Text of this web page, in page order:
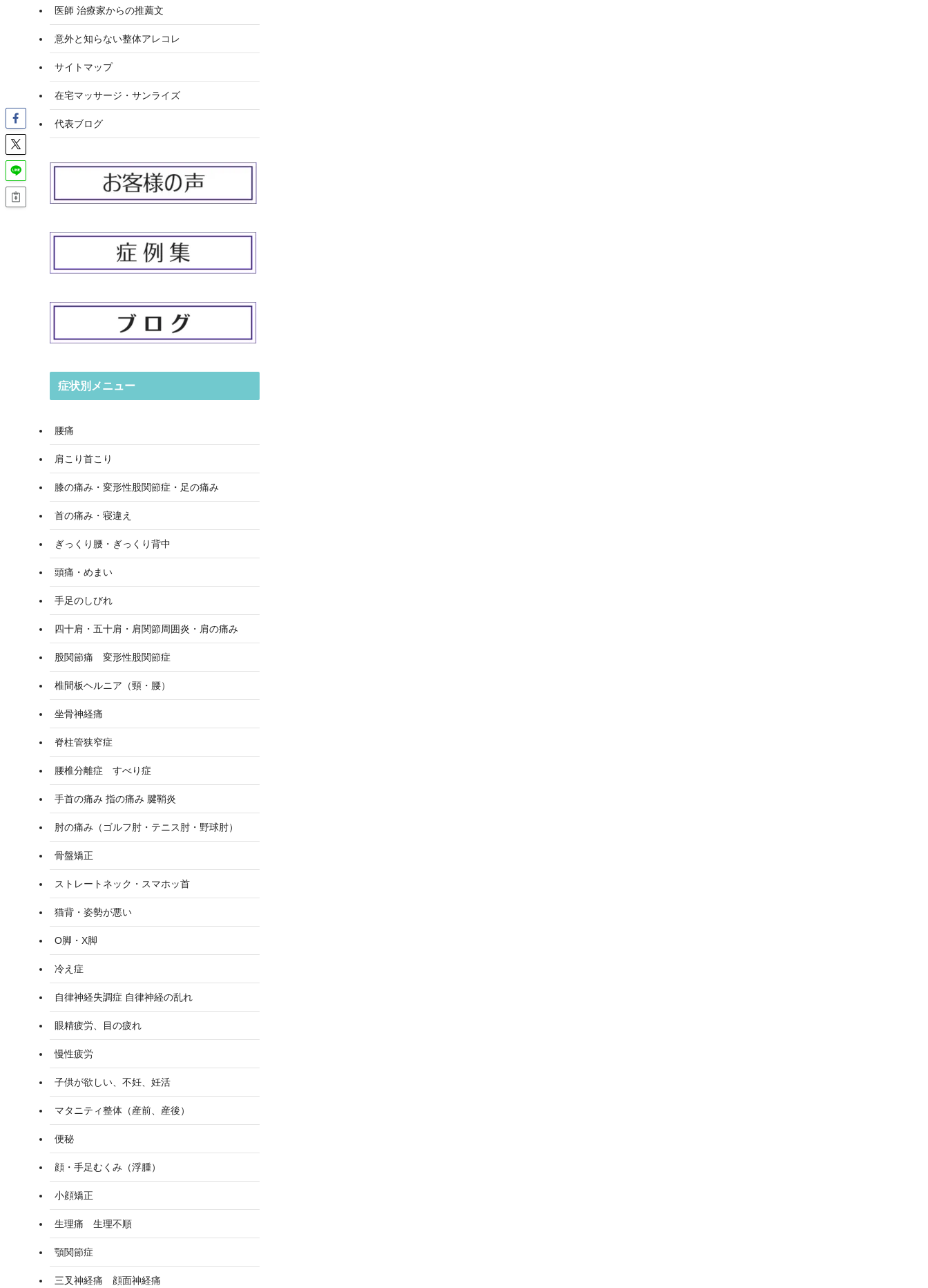
医師 治療家からの推薦文
意外と知らない整体アレコレ
サイトマップ
在宅マッサージ・サンライズ
代表ブログ
症状別メニュー
腰痛
肩こり首こり
膝の痛み・変形性股関節症・足の痛み
首の痛み・寝違え
ぎっくり腰・ぎっくり背中
頭痛・めまい
手足のしびれ
四十肩・五十肩・肩関節周囲炎・肩の痛み
股関節痛 変形性股関節症
椎間板ヘルニア（頸・腰）
坐骨神経痛
脊柱管狭窄症
腰椎分離症 すべり症
手首の痛み 指の痛み 腱鞘炎
肘の痛み（ゴルフ肘・テニス肘・野球肘）
骨盤矯正
ストレートネック・スマホッ首
猫背・姿勢が悪い
O脚・X脚
冷え症
自律神経失調症 自律神経の乱れ
眼精疲労、目の疲れ
慢性疲労
子供が欲しい、不妊、妊活
マタニティ整体（産前、産後）
便秘
顔・手足むくみ（浮腫）
小顔矯正
生理痛 生理不順
顎関節症
三叉神経痛 顔面神経痛